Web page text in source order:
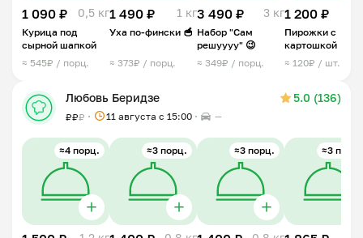
1 090 ₽ 0,5 кг
Курица под
сырной шапкой
≈ 545₽ / порц.
1 490 ₽ 1 кг
Уха по-фински 🥣
≈ 373₽ / порц.
3 490 ₽ 3 кг
Набор "Сам
решуууу" 😉
≈ 349₽ / порц.
1 200 ₽
Пирожки с
картошкой
≈ 120₽ / шт.
Любовь Беридзе 5.0 (136)
₽₽₽ 11 августа с 15:00 —
≈4 порц. ≈3 порц. ≈3 порц. ≈3 порц.